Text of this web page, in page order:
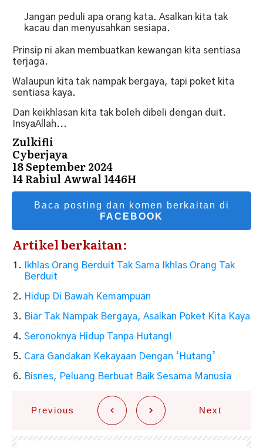
Jangan peduli apa orang kata. Asalkan kita tak
kacau dan menyusahkan sesiapa.
Prinsip ni akan membuatkan kewangan kita sentiasa
terjaga.
Walaupun kita tak nampak bergaya, tapi poket kita
sentiasa kaya.
Dan keikhlasan kita tak boleh dibeli dengan duit.
InsyaAllah...
Zulkifli
Cyberjaya
18 September 2024
14 Rabiul Awwal 1446H
Baca posting dan komen berkaitan di
FACEBOOK
Artikel berkaitan:
Ikhlas Orang Berduit Tak Sama Ikhlas Orang Tak
Berduit
Hidup Di Bawah Kemampuan
Biar Tak Nampak Bergaya, Asalkan Poket Kita Kaya
Seronoknya Hidup Tanpa Hutang!
Cara Gandakan Kekayaan Dengan ‘Hutang’
Bisnes, Peluang Berbuat Baik Sesama Manusia
Previous Next